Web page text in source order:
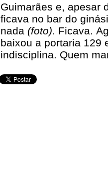
Guimarães e, apesar
ficava no bar do
nada (foto). Ficava.
baixou a portaria 129
indisciplina. Quem